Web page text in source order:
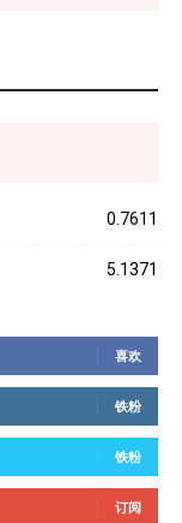
0.7611
5.1371
喜欢
铁粉
铁粉
订阅